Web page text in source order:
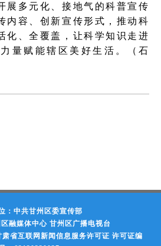
展多元化、接地气的科普宣传
内容、创新宣传形式，推动科
化、全覆盖，让科学知识走进
量赋能辖区美好生活。（石
：中共甘州区委宣传部
融媒体中心 甘州区广播电视台
肃省互联网新闻信息服务许可证 许可证编